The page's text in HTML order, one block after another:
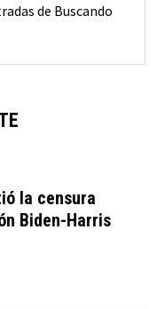
de Buscando
la censura
Biden-Harris